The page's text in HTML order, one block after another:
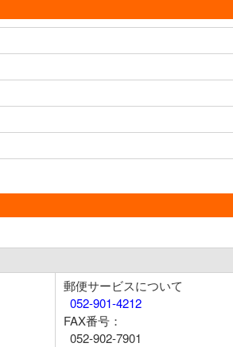
郵便サービスについて
052-901-4212
FAX番号：
052-902-7901